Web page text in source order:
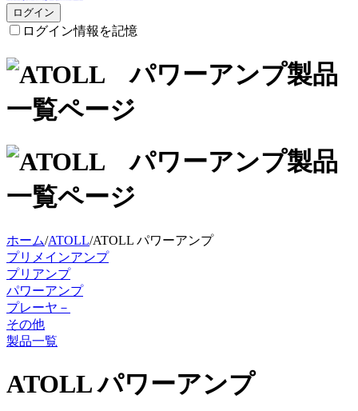
ログイン
ログイン情報を記憶
ホーム/ATOLL/ATOLL パワーアンプ
プリメインアンプ
プリアンプ
パワーアンプ
プレーヤ－
その他
製品一覧
ATOLL パワーアンプ